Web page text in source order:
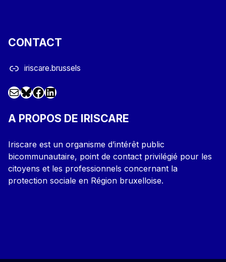
CONTACT
iriscare.brussels
Mail
@iriscare.bsky.social Facebook LinkedIn
A PROPOS DE IRISCARE
Iriscare est un organisme d’intérêt public
bicommunautaire, point de contact privilégié pour les
citoyens et les professionnels concernant la
protection sociale en Région bruxelloise.